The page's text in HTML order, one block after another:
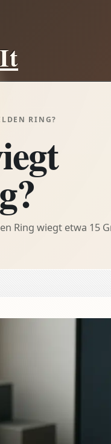
RING?
Ring wiegt etwa 15